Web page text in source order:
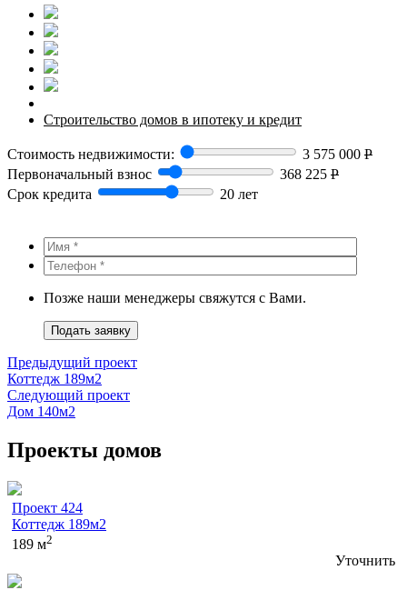
Строительство домов в ипотеку и кредит
Стоимость недвижимости: 3 575 000 Р
Первоначальный взнос
368 225 Р
Срок кредита
20 лет
Позже наши менеджеры свяжутся с Вами.
Подать заявку
Предыдущий проект
Коттедж 189м2
Следующий проект
Дом 140м2
Проекты домов
Проект 424
Коттедж 189м2
189 м2
Уточнить